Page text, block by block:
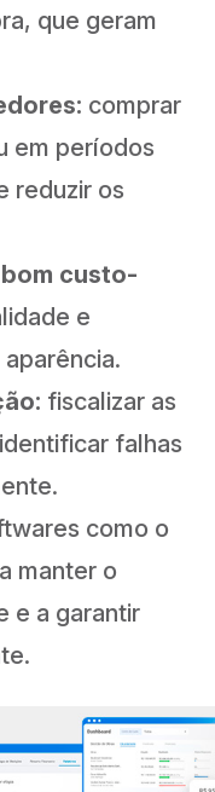
que geram
comprar
em períodos
reduzir os
custo-
e
fiscalizar as
falhas
como o
manter o
e a garantir